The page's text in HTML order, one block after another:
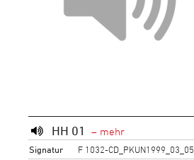
HH 01
Signatur
F 1032-CD_PKUN1999_03_05